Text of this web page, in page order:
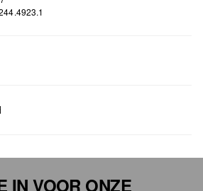
IN VOOR ONZE